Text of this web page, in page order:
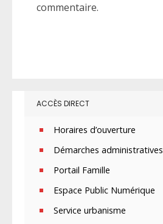
commentaire.
ACCÈS DIRECT
Horaires d’ouverture
Démarches administratives
Portail Famille
Espace Public Numérique
Service urbanisme